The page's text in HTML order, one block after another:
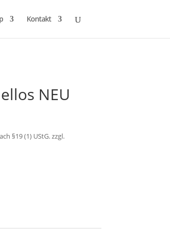
Kontakt
NEU
§19 (1) UStG. zzgl.